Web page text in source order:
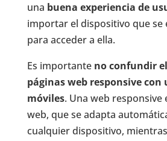
una buena experiencia de
importar el dispositivo que se
para acceder a ella.
Es importante no confundir
páginas web responsive con
móviles. Una web responsive
web, que se adapta
cualquier dispositivo,